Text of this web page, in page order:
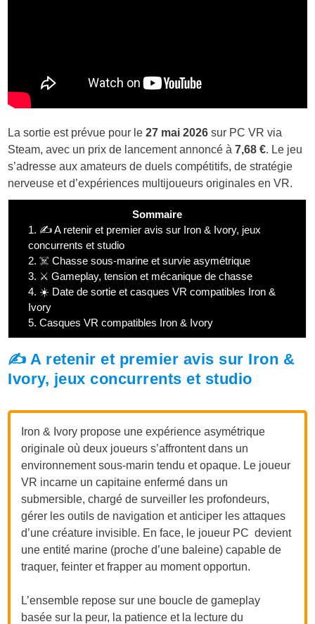
La sortie est prévue pour le27 mai 2026 sur PC VR via
Steam, avec un prix de lancement annoncé à7,68 €. Le jeu
s’adresse aux amateurs de duels compétitifs, de stratégie
nerveuse et d’expériences multijoueurs originales en VR.
Sommaire
1. ✍️ A retenir et premier avis sur Iron & Ivory, jeux
concurrents et studio
2. ☠️ Chasse sous-marine et survie asymétrique
3. ⚔️ Gameplay, tension et mécanique de chasse
4. ☀️ Date de sortie et casques VR compatibles Iron &
Ivory
5. Casques VR compatibles Iron & Ivory
✍️ A retenir et premier avis sur Iron &
Ivory, jeux concurrents et studio
Iron & Ivory propose une expérience asymétrique
originale où deux joueurs s’affrontent dans un
environnement sous-marin tendu et opaque. Le joueur
VR incarne un capitaine enfermé dans un
submersible, chargé de surveiller les profondeurs,
gérer les outils de navigation et anticiper les attaques
d’une créature invisible. En face, le joueur PC devient
une entité marine (proche d’une baleine) capable de
traquer, feinter et frapper au moment opportun.
L’ensemble repose sur une boucle de gameplay
basée sur la peur, la patience et la lecture du